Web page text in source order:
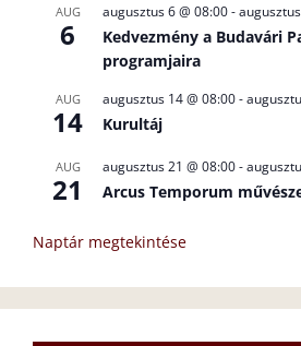
AUG
6
augusztus 6 @ 08:00-
Kedvezmény a Budavári
programjaira
AUG
14
augusztus 14 @ 08:00-
Kurultáj
AUG
21
augusztus 21 @ 08:00-
Arcus Temporum
Naptár megtekintése